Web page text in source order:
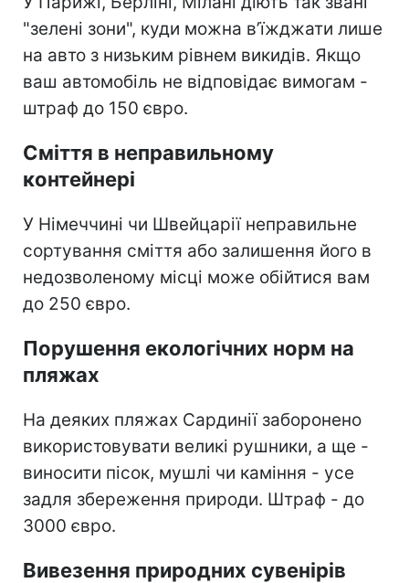
"зелені зони", куди можна в’їжджати лише
на авто з низьким рівнем викидів. Якщо
ваш автомобіль не відповідає вимогам -
штраф до 150 євро.
Сміття в неправильному
контейнері
У Німеччині чи Швейцарії неправильне
сортування сміття або залишення його в
недозволеному місці може обійтися вам
до 250 євро.
Порушення екологічних норм на
пляжах
На деяких пляжах Сардинії заборонено
використовувати великі рушники, а ще -
виносити пісок, мушлі чи каміння - усе
задля збереження природи. Штраф - до
3000 євро.
Вивезення природних сувенірів